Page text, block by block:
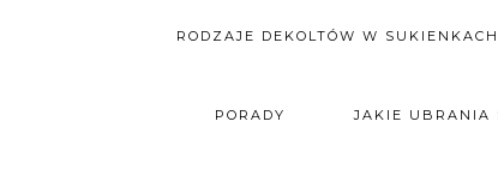
RODZAJE DEKOLTÓW W SUKIENKACH
PORADY JAKIE UBRANIA